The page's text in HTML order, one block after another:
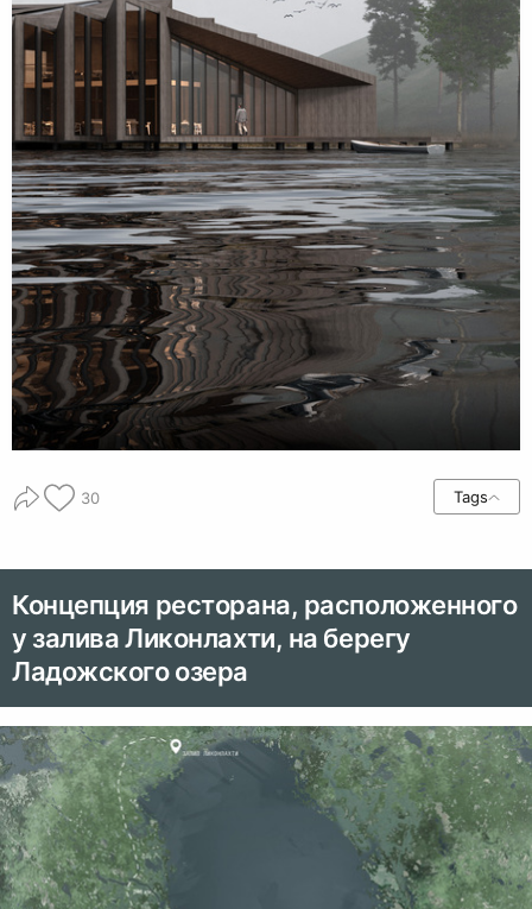
30 Tags
Концепция ресторана, расположенного
у залива Ликонлахти, на берегу
Ладожского озера